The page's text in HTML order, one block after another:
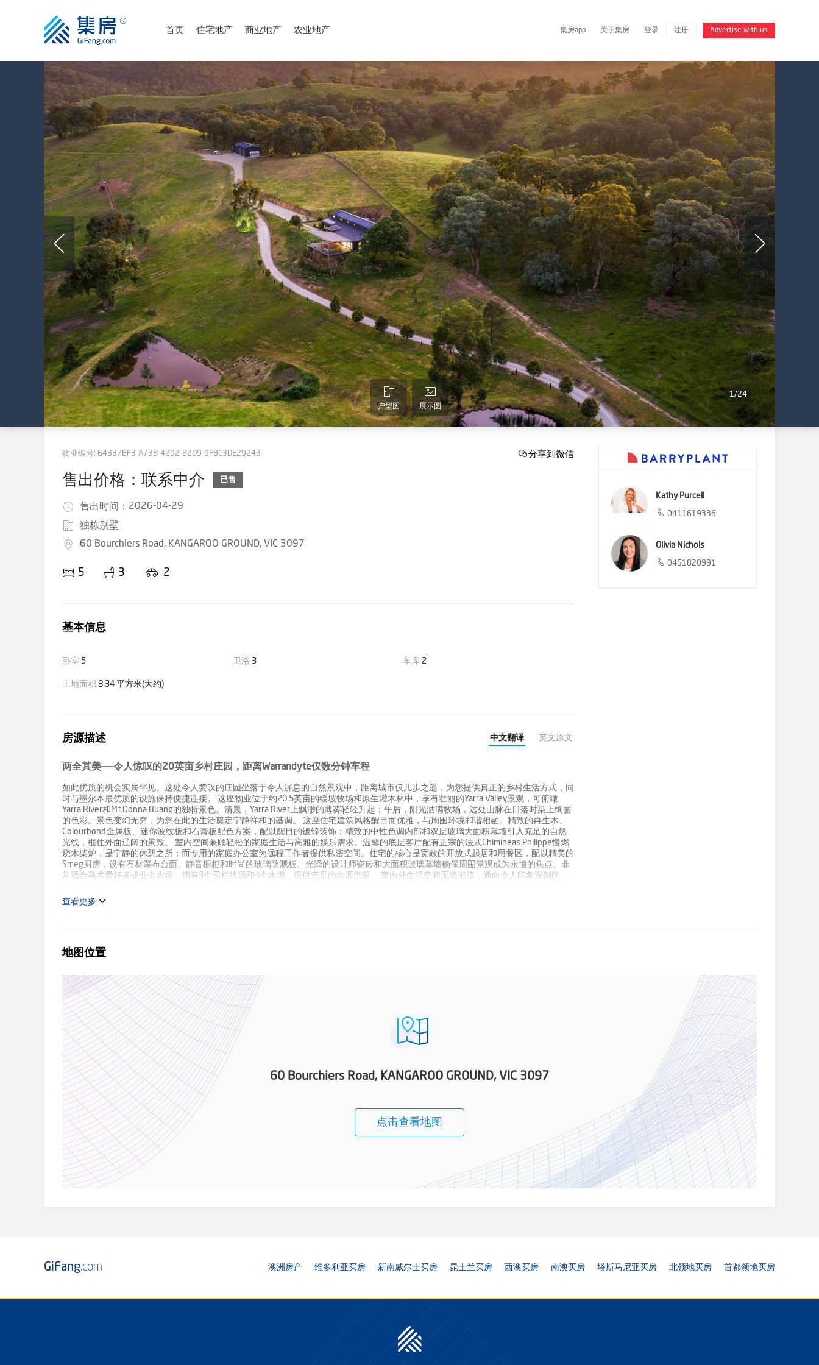
首页 住宅地产 商业地产 农业地产 集房app 关于集房 登录 注册 Advertise with us
户型图 展示图
1/24
物业编号: 64337BF3-A73B-4292-B2D9-9F8C3DE29243
售出价格：联系中介 已售
售出时间： 2026-04-29
独栋别墅
60 Bourchiers Road, KANGAROO GROUND, VIC 3097
5 3 2
分享到微信
基本信息
卧室 5 卫浴 3 车库 2
土地面积 8.34 平方米(大约)
房源描述 中文翻译 英文原文
两全其美——令人惊叹的20英亩乡村庄园，距离Warrandyte仅数分钟车程
如此优质的机会实属罕见。这处令人赞叹的庄园坐落于令人屏息的自然景观中，距离城市仅几步之遥，为您提供真正的乡村生活方式，同
时与墨尔本最优质的设施保持便捷连接。 这座物业位于约20.5英亩的缓坡牧场和原生灌木林中，享有壮丽的Yarra Valley景观，可俯瞰
Yarra River和Mt Donna Buang的独特景色。清晨，Yarra River上飘渺的薄雾轻轻升起；午后，阳光洒满牧场，远处山脉在日落时染上绚丽
的色彩。景色变幻无穷，为您在此的生活奠定宁静祥和的基调。 这座住宅建筑风格醒目而优雅，与周围环境和谐相融。精致的再生木、
Colourbond金属板、迷你波纹板和石膏板配色方案，配以醒目的镀锌装饰；精致的中性色调内部和双层玻璃大面积幕墙引入充足的自然
光线，框住外面辽阔的景致。 室内空间兼顾轻松的家庭生活与高雅的娱乐需求。温馨的底层客厅配有正宗的法式Chimineas Philippe慢燃
烧木柴炉，是宁静的休憩之所；而专用的家庭办公室为远程工作者提供私密空间。住宅的核心是宽敞的开放式起居和用餐区，配以精美的
Smeg厨房，设有石材瀑布台面、静音橱柜和时尚的玻璃防溅板。光泽的设计师瓷砖和大面积玻璃幕墙确保周围景观成为永恒的焦点。非
常适合马术爱好者或业余农场，拥有3个围栏牧场和4个水坝，提供充足的水源供应。 室内外生活空间无缝衔接，通向令人印象深刻的
有步入式衣帽间和豪华的套间浴室。多功能起居区、两间青少年活动室、设有工作间和木柴炉的完全隔热车库、全屋木柴供暖和分体式空
查看更多
Kathy Purcell
0411619336
Olivia Nichols
0451820991
地图位置
60 Bourchiers Road, KANGAROO GROUND, VIC 3097
点击查看地图
GiFang.com 澳洲房产 维多利亚买房 新南威尔士买房 昆士兰买房 西澳买房 南澳买房 塔斯马尼亚买房 北领地买房 首都领地买房